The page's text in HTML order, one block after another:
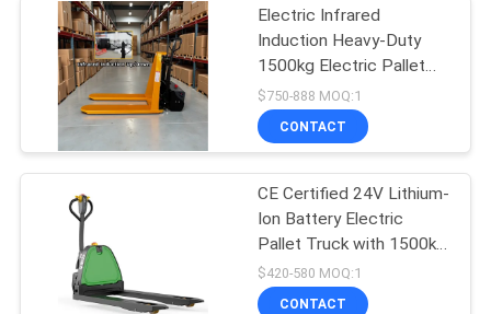
CONTACTEER
ONS
NIEUWS
VERZOEK
OM EEN
CITAAT
De Stapelaar van de
palletlift
Electric Infrared
Induction Heavy-Duty
1500kg Electric Pallet
Truck with 1 Year
Warranty
$750-888 MOQ:1
CONTACT
CE Certified 24V Lithium-
Ion Battery Electric
Pallet Truck with 1500kg
Capacity and 1.5ton Load
Capacity
$420-580 MOQ:1
CONTACT